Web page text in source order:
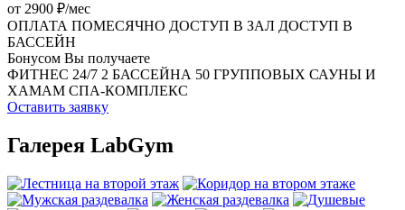
от 2900 ₽/мес
ОПЛАТА ПОМЕСЯЧНО ДОСТУП В ЗАЛ ДОСТУП В
БАССЕЙН
Бонусом Вы получаете
ФИТНЕС 24/7 2 БАССЕЙНА 50 ГРУППОВЫХ САУНЫ И
ХАМАМ СПА-КОМПЛЕКС
Оставить заявку
Галерея LabGym